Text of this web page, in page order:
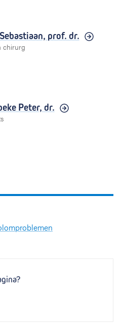
prof. dr.
chirurg
Peter, dr.